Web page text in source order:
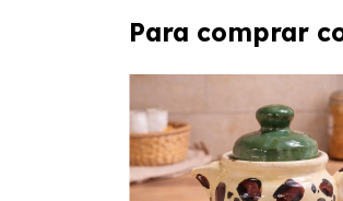
Para comprar